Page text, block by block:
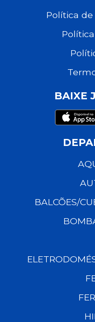
Política
BAIXE
BALCÕES/